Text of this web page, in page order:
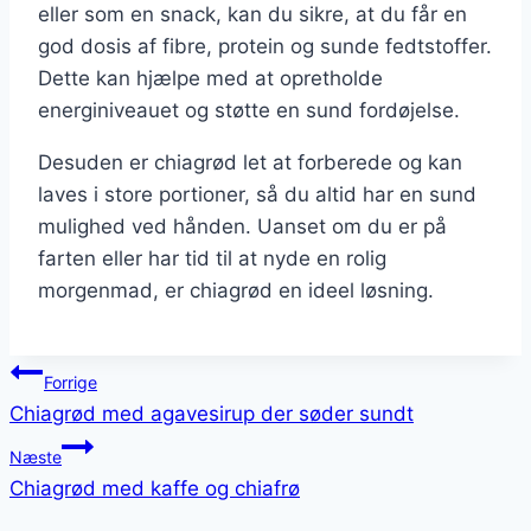
eller som en snack, kan du sikre, at du får en
god dosis af fibre, protein og sunde fedtstoffer.
Dette kan hjælpe med at opretholde
energiniveauet og støtte en sund fordøjelse.
Desuden er chiagrød let at forberede og kan
laves i store portioner, så du altid har en sund
mulighed ved hånden. Uanset om du er på
farten eller har tid til at nyde en rolig
morgenmad, er chiagrød en ideel løsning.
Indlægsnavigation
Forrige
Chiagrød med agavesirup der søder sundt
Næste
Chiagrød med kaffe og chiafrø